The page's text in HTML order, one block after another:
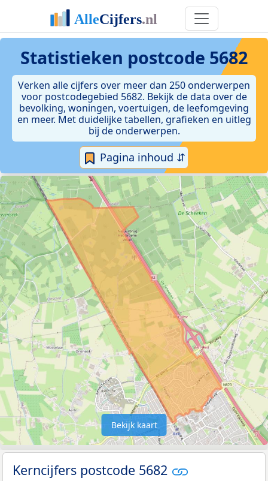
Statistieken postcode 5682
Verken alle cijfers over meer dan 250 onderwerpen
voor postcodegebied 5682. Bekijk de data over de
bevolking, woningen, voertuigen, de leefomgeving
en meer. Met duidelijke tabellen, grafieken en uitleg
bij de onderwerpen.
Pagina inhoud ⇵
Bekijk kaart
Kerncijfers postcode 5682